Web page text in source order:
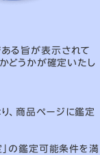
る旨が表示されて
かどうかが確定いたし
、商品ページに鑑定
」の鑑定可能条件を満